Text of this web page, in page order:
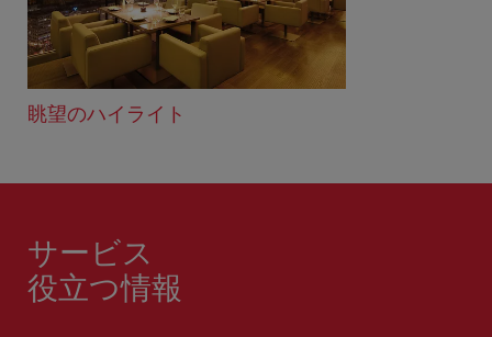
眺望のハイライト
サービス
役立つ情報